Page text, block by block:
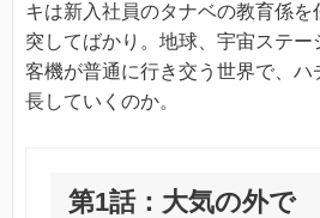
キは新入社員のタナベの教育係
突してばかり。地球、宇宙ステ
客機が普通に行き交う世界で、
長していくのか。
第1話：大気の外で